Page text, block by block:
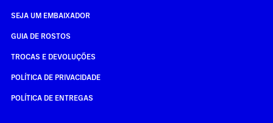
SEJA UM EMBAIXADOR
GUIA DE ROSTOS
TROCAS E DEVOLUÇÕES
POLÍTICA DE PRIVACIDADE
POLÍTICA DE ENTREGAS